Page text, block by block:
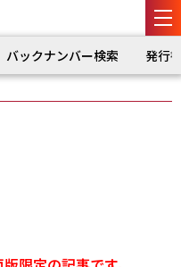
バックナンバー検索 発行